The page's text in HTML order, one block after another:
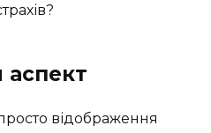
аспект
відображення